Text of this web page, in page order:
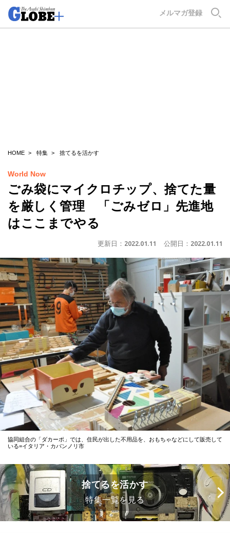
メルマガ登録
HOME 特集 捨てるを活かす
World Now
ごみ袋にマイクロチップ、捨てた量
を厳しく管理 「ごみゼロ」先進地
はここまでやる
更新日： 2022.01.11 公開日： 2022.01.11
協同組合の「ダカーポ」では、住民が出した不用品を、おもちゃなどにして販売して
いる=イタリア・カパンノリ市
捨てるを活かす
特集一覧を見る